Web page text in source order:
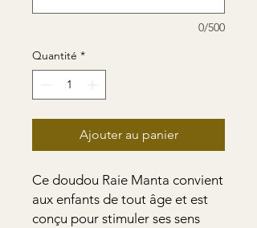
0/500
Quantité *
Ajouter au panier
Ce doudou Raie Manta convient
aux enfants de tout âge et est
conçu pour stimuler ses sens